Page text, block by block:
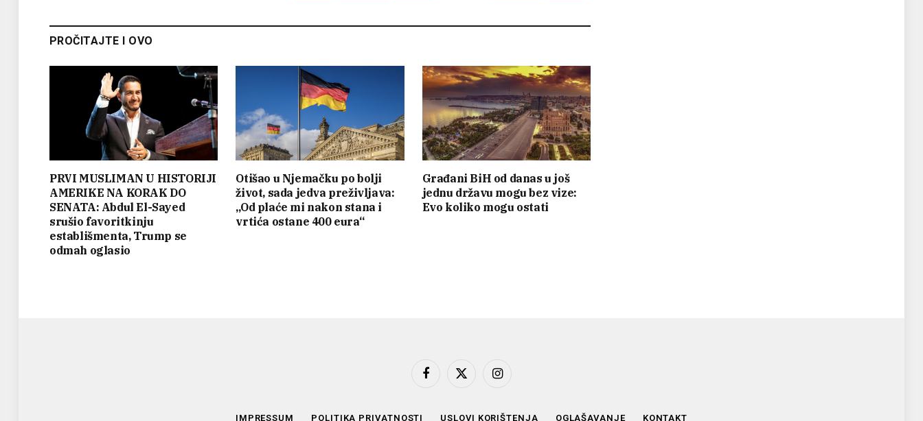
PROČITAJTE I OVO
PRVI MUSLIMAN U HISTORIJI
AMERIKE NA KORAK DO
SENATA: Abdul El-Sayed
srušio favoritkinju
establišmenta, Trump se
odmah oglasio
Otišao u Njemačku po bolji
život, sada jedva preživljava:
„Od plaće mi nakon stana i
vrtića ostane 400 eura“
Građani BiH od danas u još
jednu državu mogu bez vize:
Evo koliko mogu ostati
Facebook
X
Instagram
IMPRESSUM POLITIKA PRIVATNOSTI USLOVI KORIŠTENJA OGLAŠAVANJE KONTAKT